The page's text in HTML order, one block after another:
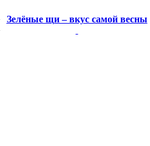
Зелёные щи – вкус самой весны